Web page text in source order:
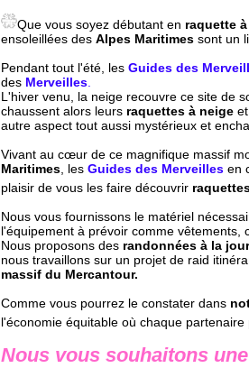
Que vous soyez débutant en raquette
ensoleillées des Alpes Maritimes sont un
Pendant tout l'été, les Guides des
des Merveilles.
L'hiver venu, la neige recouvre ce site de
chaussent alors leurs raquettes à neige
autre aspect tout aussi mystérieux et
Vivant au cœur de ce magnifique massif
Maritimes, les Guides des Merveilles en
plaisir de vous les faire découvrir
Nous vous fournissons le matériel
l'équipement à prévoir comme vêtements,
Nous proposons des randonnées à la
nous travaillons sur un projet de raid
massif du Mercantour.
Comme vous pourrez le constater dans
l'économie équitable où chaque
Nous vous souhaitons